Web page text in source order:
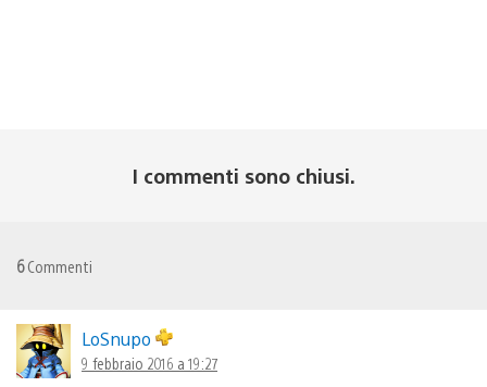
I commenti sono chiusi.
6Commenti
LoSnupo
9 febbraio 2016 a 19:27